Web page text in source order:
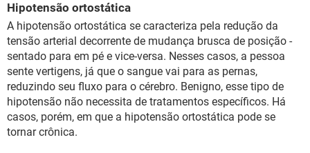
Hipotensão ortostática
A hipotensão ortostática se caracteriza pela redução da
tensão arterial decorrente de mudança brusca de posição -
sentado para em pé e vice-versa. Nesses casos, a pessoa
sente vertigens, já que o sangue vai para as pernas,
reduzindo seu fluxo para o cérebro. Benigno, esse tipo de
hipotensão não necessita de tratamentos específicos. Há
casos, porém, em que a hipotensão ortostática pode se
tornar crônica.